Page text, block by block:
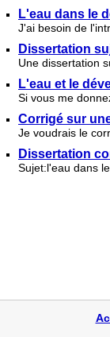
L'eau dans le
J'ai besoin de
Dissertation
Une dissertation
L'eau et le
Si vous me
Corrigé sur
Je voudrais le
Dissertation
Sujet:l'eau dans